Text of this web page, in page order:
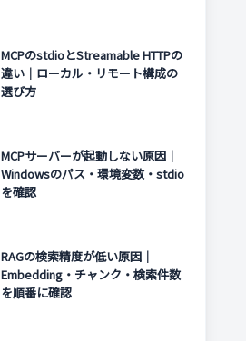
MCPのstdioとStreamable HTTPの
違い｜ローカル・リモート構成の
選び方
MCPサーバーが起動しない原因｜
Windowsのパス・環境変数・stdio
を確認
RAGの検索精度が低い原因｜
Embedding・チャンク・検索件数
を順番に確認